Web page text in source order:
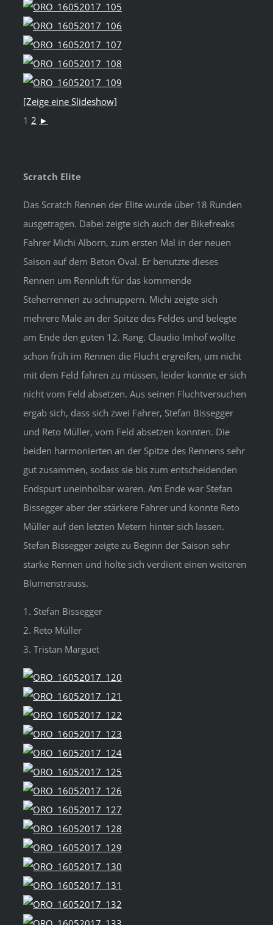
[Zeige eine Slideshow]
1 2 ►
Scratch Elite
Das Scratch Rennen der Elite wurde über 18 Runden
ausgetragen. Dabei zeigte sich auch der Bikefreaks
Fahrer Michi Alborn, zum ersten Mal in der neuen
Saison auf dem Beton Oval. Er benutzte dieses
Rennen um Rennluft für das kommende
Steherrennen zu schnuppern. Michi zeigte sich
mehrere Male an der Spitze des Feldes und belegte
am Ende den guten 12. Rang. Claudio Imhof wollte
schon früh im Rennen die Flucht ergreifen, um nicht
mit dem Feld fahren zu müssen, leider konnte er sich
nicht vom Feld absetzen. Aus seinen Fluchtversuchen
ergab sich, dass sich zwei Fahrer, Stefan Bissegger
und Reto Müller, vom Feld absetzen konnten. Die
beiden harmonierten an der Spitze des Rennens sehr
gut zusammen, sodass sie bis zum entscheidenden
Endspurt uneinholbar waren. Am Ende war Stefan
Bissegger aber der stärkere Fahrer und konnte Reto
Müller auf den letzten Metern hinter sich lassen.
Stefan Bissegger zeigte zu Beginn der Saison sehr
starke Rennen und holte sich verdient einen weiteren
Blumenstrauss.
1. Stefan Bissegger
2. Reto Müller
3. Tristan Marguet